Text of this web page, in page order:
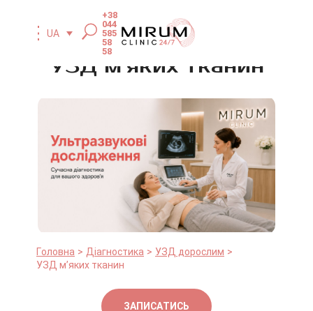
UA
+38
044
585
58
58
УЗД м’яких тканин
Головна Діагностика
УЗД дорослим
УЗД м’яких тканин
ЗАПИСАТИСЬ